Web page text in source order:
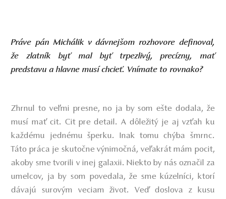
Práve pán Michálik v dávnejšom rozhovore definoval,
že zlatník byť mal byť trpezlivý, precízny, mať
predstavu a hlavne musí chcieť. Vnímate to rovnako?
Zhrnul to veľmi presne, no ja by som ešte dodala, že
musí mať cit. Cit pre detail. A dôležitý je aj vzťah ku
každému jednému šperku. Inak tomu chýba šmrnc.
Táto práca je skutočne výnimočná, veľakrát mám pocit,
akoby sme tvorili v inej galaxii. Niekto by nás označil za
umelcov, ja by som povedala, že sme kúzelníci, ktorí
dávajú surovým veciam život. Veď doslova z kusu